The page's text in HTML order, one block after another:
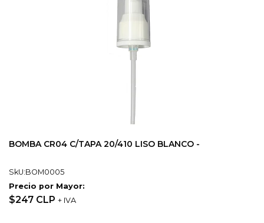
BOMBA CR04 C/TAPA 20/410 LISO BLANCO -
SkU:BOM0005
Precio por Mayor:
$247 CLP + IVA